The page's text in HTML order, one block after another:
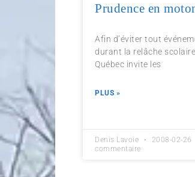
Prudence en
Afin d’éviter tout
durant la relâche
Québec invite les
PLUS »
Denis Lavoie 2008-02-26
commentaire